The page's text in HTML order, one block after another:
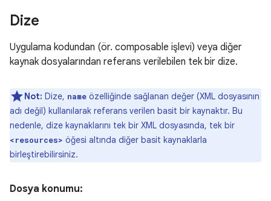
Dize
Uygulama kodundan (ör. composable işlevi) veya diğer
kaynak dosyalarından referans verilebilen tek bir dize.
Not: Dize, name özelliğinde sağlanan değer (XML dosyasının
adı değil) kullanılarak referans verilen basit bir kaynaktır. Bu
nedenle, dize kaynaklarını tek bir XML dosyasında, tek bir
<resources> öğesi altında diğer basit kaynaklarla
birleştirebilirsiniz.
Dosya konumu: